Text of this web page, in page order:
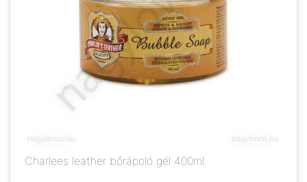
Charlees leather bőrápoló gél 400ml